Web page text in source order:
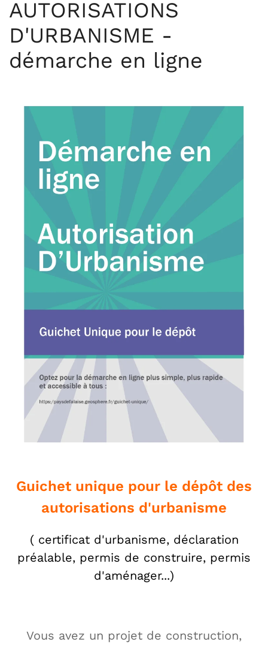
AUTORISATIONS
D'URBANISME -
démarche en ligne
Guichet unique pour le dépôt des
autorisations d'urbanisme
( certificat d'urbanisme, déclaration
préalable, permis de construire, permis
d'aménager...)
Vous avez un projet de construction,